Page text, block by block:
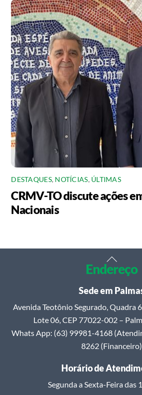
DESTAQUES, NOTÍCIAS, ÚLTIMAS
CRMV-TO discute ações
Nacionais
Back
To
Top
Endereço
Sede em
Avenida Teotônio Segurado, Quadra
Lote 06, CEP 77022-002 –
Whats App: (63) 99981-4168
8262 (Financeiro)
Horário de
Segunda a Sexta-Feira das